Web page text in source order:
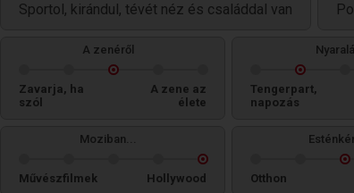
Sportol, kirándul, tévét néz és családdal van
A zenéről
Zavarja, ha
szól
A zene az
élete
Tengerpart,
napozás
Moziban...
Művészfilmek Hollywood Otthon